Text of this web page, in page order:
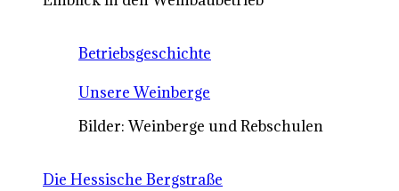
Betriebsgeschichte
Unsere Weinberge
Bilder: Weinberge und Rebschulen
Die Hessische Bergstraße